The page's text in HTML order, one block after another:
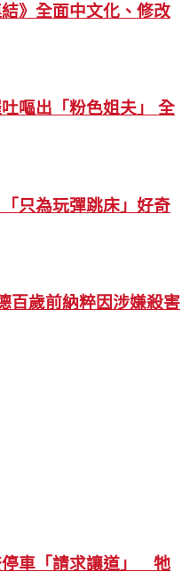
》全面中文化、修改
嘔出「粉色姐夫」 全
只為玩彈跳床」好奇
百歲前納粹因涉嫌殺害
停車「請求讓道」 牠